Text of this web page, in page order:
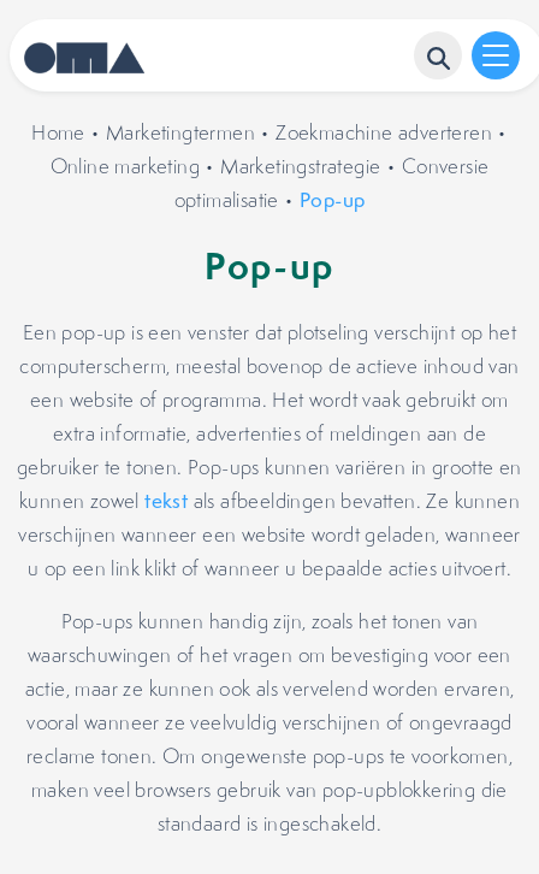
Home • Marketingtermen •Zoekmachine adverteren •
Online marketing • Marketingstrategie • Conversie
optimalisatie • Pop-up
Pop-up
Een pop-up is een venster dat plotseling verschijnt op het
computerscherm, meestal bovenop de actieve inhoud van
een website of programma. Het wordt vaak gebruikt om
extra informatie, advertenties of meldingen aan de
gebruiker te tonen. Pop-ups kunnen variëren in grootte en
kunnen zoweltekst als afbeeldingen bevatten. Ze kunnen
verschijnen wanneer een website wordt geladen, wanneer
u op een link klikt of wanneer u bepaalde acties uitvoert.
Pop-ups kunnen handig zijn, zoals het tonen van
waarschuwingen of het vragen om bevestiging voor een
actie, maar ze kunnen ook als vervelend worden ervaren,
vooral wanneer ze veelvuldig verschijnen of ongevraagd
reclame tonen. Om ongewenste pop-ups te voorkomen,
maken veel browsers gebruik van pop-upblokkering die
standaard is ingeschakeld.